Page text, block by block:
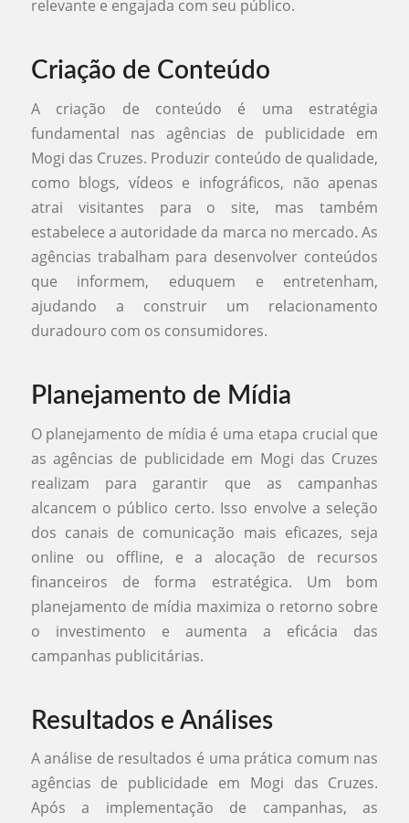
relevante e engajada com seu público.
Criação de Conteúdo
A criação de conteúdo é uma estratégia
fundamental nas agências de publicidade em
Mogi das Cruzes. Produzir conteúdo de qualidade,
como blogs, vídeos e infográficos, não apenas
atrai visitantes para o site, mas também
estabelece a autoridade da marca no mercado. As
agências trabalham para desenvolver conteúdos
que informem, eduquem e entretenham,
ajudando a construir um relacionamento
duradouro com os consumidores.
Planejamento de Mídia
O planejamento de mídia é uma etapa crucial que
as agências de publicidade em Mogi das Cruzes
realizam para garantir que as campanhas
alcancem o público certo. Isso envolve a seleção
dos canais de comunicação mais eficazes, seja
online ou offline, e a alocação de recursos
financeiros de forma estratégica. Um bom
planejamento de mídia maximiza o retorno sobre
o investimento e aumenta a eficácia das
campanhas publicitárias.
Resultados e Análises
A análise de resultados é uma prática comum nas
agências de publicidade em Mogi das Cruzes.
Após a implementação de campanhas, as